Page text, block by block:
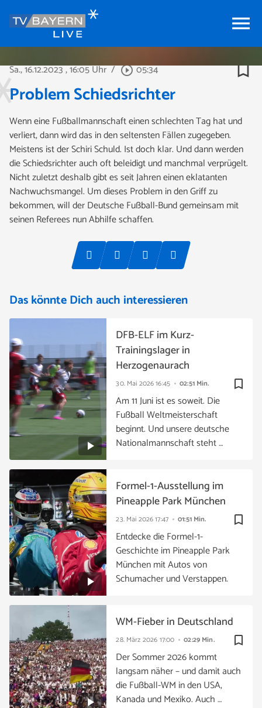
menu
Sa., 16.12.2023, 16:05 Uhr / play_circle_outline05:34 bookmark_border
Problem Schiedsrichter
Wenn eine Fußballmannschaft einen schlechten Tag hat und
verliert, dann wird das in den seltensten Fällen zugegeben.
Meistens ist der Schiri Schuld. Ist doch klar. Und dann werden
die Schiedsrichter auch oft beleidigt und manchmal verprügelt.
Nicht zuletzt deshalb gibt es seit Jahren einen eklatanten
Nachwuchsmangel. Um dieses Problem in den Griff zu
bekommen, will der Deutsche Fußball-Bund gemeinsam mit
seinen Referees nun Abhilfe schaffen.
Das könnte Dich auch interessieren
bookmark_border
30. Mai 202616:45 02:51 Min.
DFB-ELF im Kurz-
Trainingslager in
Herzogenaurach
Am 11 Juni ist es soweit. Die
Fußball Weltmeisterschaft
beginnt. Und unsere deutsche
Nationalmannschaft steht …
bookmark_border
23. Mai 202617:47 01:51 Min.
Formel-1-Ausstellung im
Pineapple Park München
Entdecke die Formel-1-
Geschichte im Pineapple Park
München mit Autos von
Schumacher und Verstappen.
bookmark_border
28. März 2026 17:00 02:29 Min.
WM-Fieber in Deutschland
Der Sommer 2026 kommt
langsam näher – und damit auch
die Fußball-WM in den USA,
Kanada und Mexiko. Auch …